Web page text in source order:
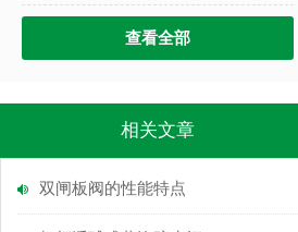
查看全部
相关文章
双闸板阀的性能特点